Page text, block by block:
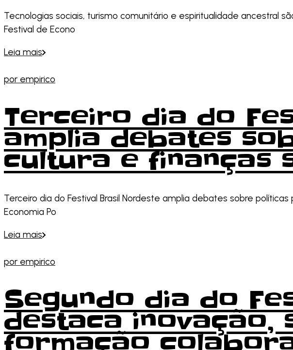
Tecnologias sociais, turismo comunitário e espiritualidade ancestral
Festival de Econo
Leia mais
por empirico
Terceiro dia do
amplia debates
cultura e finanças
Terceiro dia do Festival Brasil Nordeste amplia debates sobre
Economia Po
Leia mais
por empirico
Segundo dia do
destaca inovação,
formação